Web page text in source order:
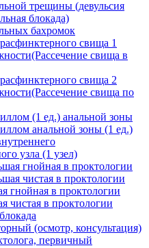
трещины (девульсия
блокада)
бахромок
свища 1
свища в
свища 2
свища по
(1 ед.) анальной зоны
анальной зоны (1 ед.)
узла (1 узел)
гнойная в проктологии
чистая в проктологии
гнойная в проктологии
чистая в проктологии
(осмотр, консультация)
первичный